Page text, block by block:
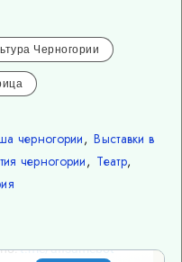
Черногории
черногории, Выставки в
черногории, Театр,